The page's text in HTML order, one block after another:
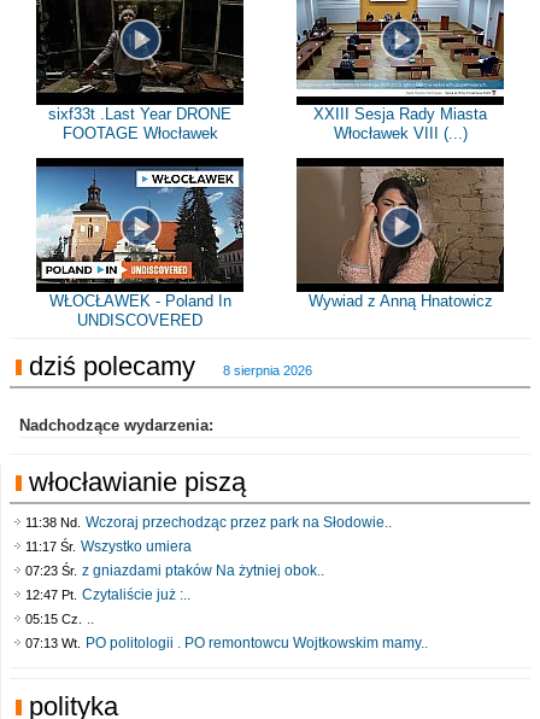
sixf33t .Last Year DRONE
FOOTAGE Włocławek
XXIII Sesja Rady Miasta
Włocławek VIII (...)
WŁOCŁAWEK - Poland In
UNDISCOVERED
Wywiad z Anną Hnatowicz
dziś polecamy 8 sierpnia 2026
Nadchodzące wydarzenia:
włocławianie piszą
11:38 Nd. Wczoraj przechodząc przez park na Słodowie..
11:17 Śr. Wszystko umiera
07:23 Śr. z gniazdami ptaków Na żytniej obok..
12:47 Pt. Czytaliście już :..
05:15 Cz. ..
07:13 Wt. PO politologii . PO remontowcu Wojtkowskim mamy..
polityka